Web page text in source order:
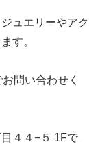
ュエリーやアク
す。
問い合わせく
４４−５ 1Fで